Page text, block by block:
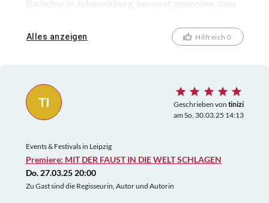
Bachchor in Johannisburg, bewusst geworden, dass
Malaysia, einem islamistischen Staat riskieren
Moslems, die Bach spielen oder singen eingesperrt zu
über fast alle Kontinente. Australien, Paraguay,
Japan, USA, Malaysia sowie Schweiz und zeigt Sänger
und Musiker, die Bachs Musik als Hobby betreiben.
beim Bachfest in Leipzig als Laienchor "We are
Family" auftreten durften. Ein wirklich schöner,
nachdenklich stimmender und empfehlenswerter
Film.
Alles anzeigen Hilfreich 0
TI Geschrieben von tinizi
am So. 30.03.25 14:13
Events & Festivals in Leipzig
Premiere: MIT DER FAUST IN DIE WELT SCHLAGEN
Do. 27.03.25 20:00
Zu Gast sind die Regisseurin, Autor und Autorin